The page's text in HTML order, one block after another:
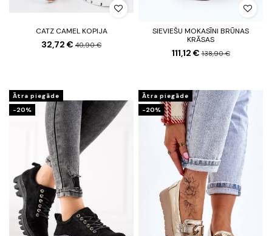
CATZ CAMEL KOPIJA
32,72 € 40,90 €
SIEVIEŠU MOKASĪNI BRŪNAS
KRĀSAS
111,12 €138,90 €
Ātra piegāde
-20%
Ātra piegāde
-20%